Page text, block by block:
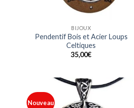
BIJOUX
Pendentif Bois et Acier Loups
Celtiques
35,00€
Nouveau